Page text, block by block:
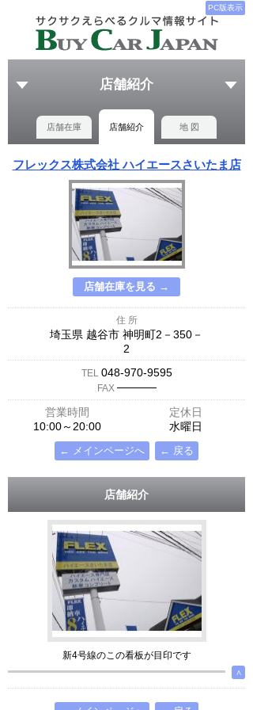
PC版表示
店舗紹介
店舗在庫 店舗紹介 地 図
フレックス株式会社 ハイエースさいたま店
店舗在庫を見る →
住 所
埼玉県 越谷市 神明町2－350－
2
TEL 048-970-9595
FAX ─────
営業時間
定休日
10:00～20:00
水曜日
← メインページへ ← 戻る
店舗紹介
新4号線のこの看板が目印です
∧